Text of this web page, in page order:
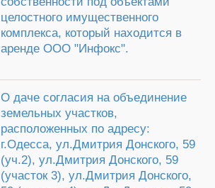
целостного имущественного
комплекса, который находится в
аренде ООО "Инфокс".
О даче согласия на объединение
земельных участков,
расположенных по адресу:
г.Одесса, ул.Дмитрия Донского, 59
(уч.2), ул.Дмитрия Донского, 59
(участок 3), ул.Дмитрия Донского,